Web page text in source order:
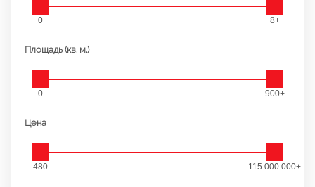
0 8+
Площадь (кв. м.)
0 900+
Цена
480 115 000 000+